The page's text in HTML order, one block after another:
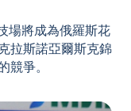
場將成為俄羅斯花
拉斯諾亞爾斯克錦
爭。